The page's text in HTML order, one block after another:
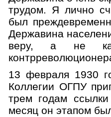
трудом. Я лично
был
Державина
веру, а не
13 февраля 1930
Коллегии ОГПУ
трем годам
месяц он этапом